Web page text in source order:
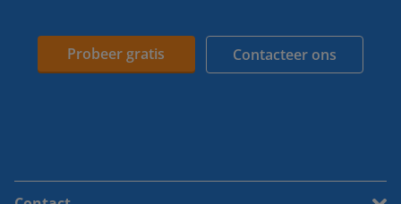
Probeer gratis Contacteer ons